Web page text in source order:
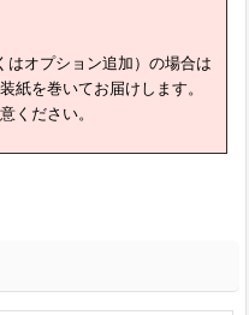
オプション追加）の場合は
紙を巻いてお届けします。
ください。